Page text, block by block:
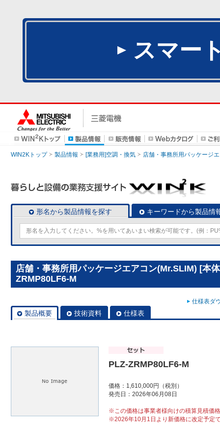
スマー
WIN2Kトップ 製品情報 [業務用]空調・換気 店舗・事務所用パッケージ
形名から製品情報を探す キーワードから製品情
店舗・事務所用パッケージエアコン(Mr.SLIM) [本
ZRMP80LF6-M
仕様表ダ
製品概要 技術資料 仕様表
PLZ-ZRMP80LF6-M
価格：1,610,000円（税別）
発売日：2026年06月08日
※この価格は事業者様向けの積算見積価
※2026年10月1日より新価格に改定予定